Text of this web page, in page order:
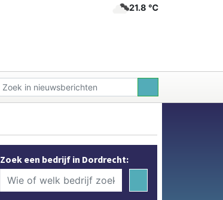
21.8 ℃
Zoek een bedrijf in Dordrecht: